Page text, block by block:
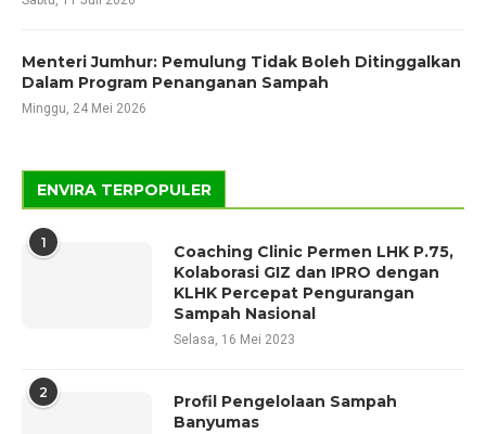
Menteri Jumhur: Pemulung Tidak Boleh Ditinggalkan
Dalam Program Penanganan Sampah
Minggu, 24 Mei 2026
ENVIRA TERPOPULER
1
Coaching Clinic Permen LHK P.75,
Kolaborasi GIZ dan IPRO dengan
KLHK Percepat Pengurangan
Sampah Nasional
Selasa, 16 Mei 2023
2
Profil Pengelolaan Sampah
Banyumas